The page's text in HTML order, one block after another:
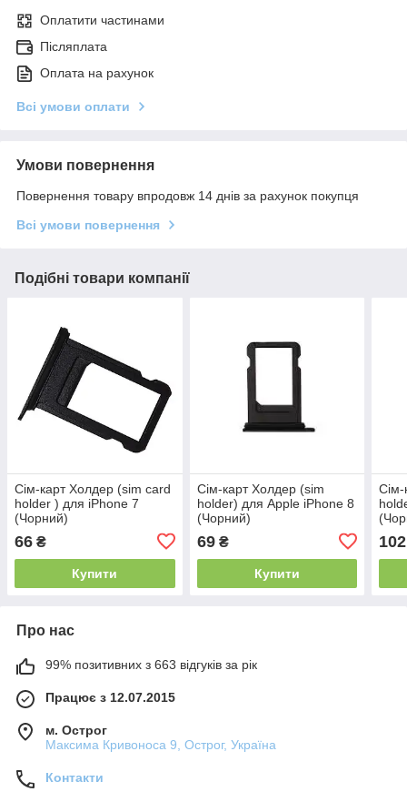
Оплатити частинами
Післяплата
Оплата на рахунок
Всі умови оплати
Умови повернення
Повернення товару впродовж 14 днів за рахунок покупця
Всі умови повернення
Подібні товари компанії
Сім-карт Холдер (sim card
holder ) для iPhone 7
(Чорний)
66 ₴
Купити
Сім-карт Холдер (sim
holder) для Apple iPhone 8
(Чорний)
69₴
Купити
102
Про нас
99% позитивних з 663 відгуків за рік
Працює з 12.07.2015
м. Острог
Максима Кривоноса 9, Острог, Україна
Контакти